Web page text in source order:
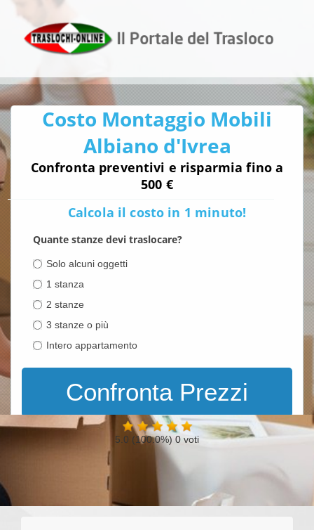
Costo Montaggio Mobili
Albiano d'Ivrea
Confronta preventivi e risparmia fino a
500 €
Calcola il costo in 1 minuto!
Quante stanze devi traslocare?
Solo alcuni oggetti
1 stanza
2 stanze
3 stanze o più
Intero appartamento
Confronta Prezzi
completed: 0%
5.0 (100.0%) 0 voti